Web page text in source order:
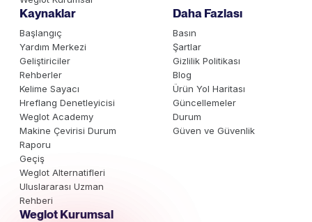
Kaynaklar
Başlangıç
Yardım Merkezi
Geliştiriciler
Rehberler
Kelime Sayacı
Hreflang Denetleyicisi
Weglot Academy
Makine Çevirisi Durum
Raporu
Geçiş
Weglot Alternatifleri
Uluslararası Uzman
Rehberi
Daha Fazlası
Basın
Şartlar
Gizlilik Politikası
Blog
Ürün Yol Haritası
Güncellemeler
Durum
Güven ve Güvenlik
Weglot Kurumsal